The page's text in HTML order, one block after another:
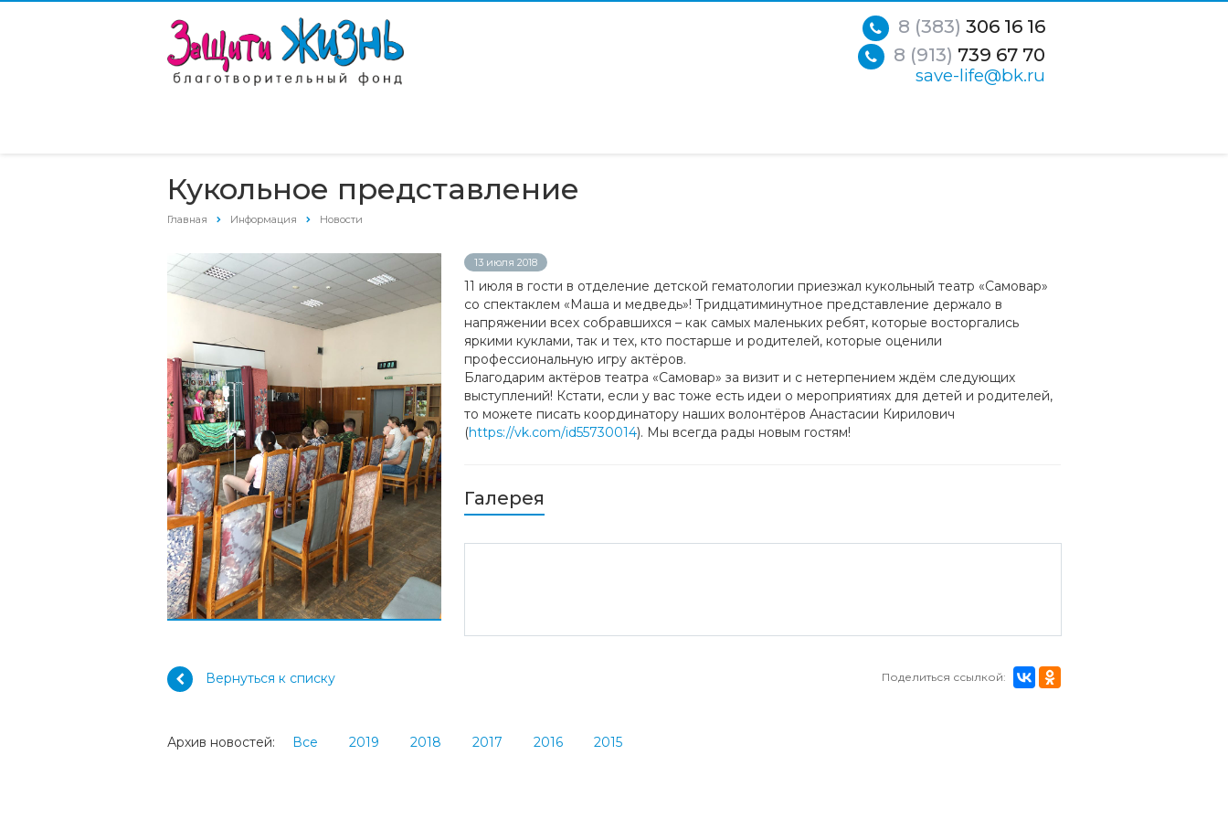
8 (383) 306 16 16
8 (913) 739 67 70
save-life@bk.ru
Кукольное представление
Главная Информация Новости
13 июля 2018
11 июля в гости в отделение детской гематологии приезжал кукольный театр «Самовар»
со спектаклем «Маша и медведь»! Тридцатиминутное представление держало в
напряжении всех собравшихся – как самых маленьких ребят, которые восторгались
яркими куклами, так и тех, кто постарше и родителей, которые оценили
профессиональную игру актёров.
Благодарим актёров театра «Самовар» за визит и с нетерпением ждём следующих
выступлений! Кстати, если у вас тоже есть идеи о мероприятиях для детей и родителей,
то можете писать координатору наших волонтёров Анастасии Кирилович
(https://vk.com/id55730014). Мы всегда рады новым гостям!
Галерея
Поделиться ссылкой:
Вернуться к списку
Архив новостей: Все 2019 2018 2017 2016 2015